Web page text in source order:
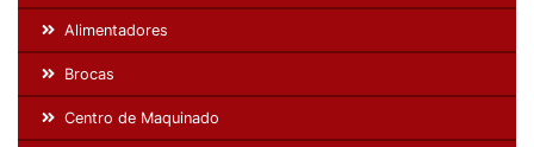
Alimentadores
Brocas
Centro de Maquinado